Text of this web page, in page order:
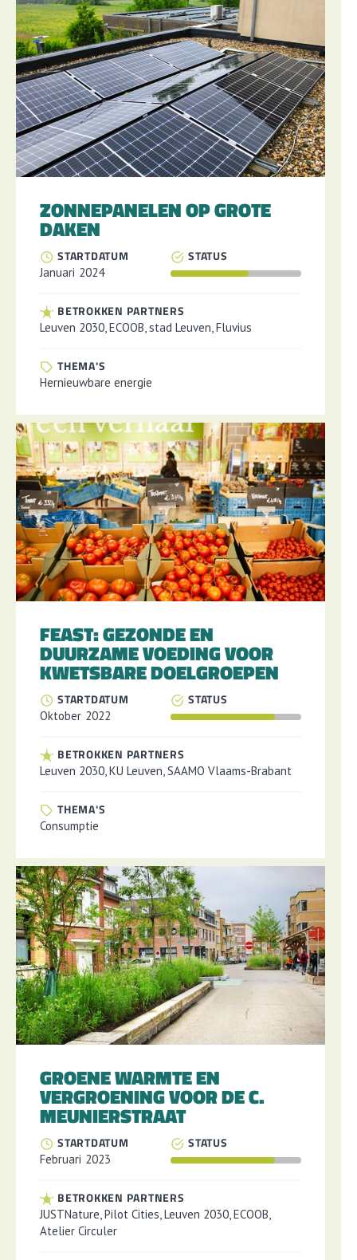
ZONNEPANELEN OP GROTE
DAKEN
STARTDATUM
Januari 2024
STATUS
BETROKKEN PARTNERS
Leuven 2030, ECOOB, stad Leuven, Fluvius
THEMA'S
Hernieuwbare energie
FEAST: GEZONDE EN
DUURZAME VOEDING VOOR
KWETSBARE DOELGROEPEN
STARTDATUM
Oktober 2022
STATUS
BETROKKEN PARTNERS
Leuven 2030, KU Leuven, SAAMO Vlaams-Brabant
THEMA'S
Consumptie
GROENE WARMTE EN
VERGROENING VOOR DE C.
MEUNIERSTRAAT
STARTDATUM
Februari 2023
STATUS
BETROKKEN PARTNERS
JUSTNature, Pilot Cities, Leuven 2030, ECOOB,
Atelier Circuler